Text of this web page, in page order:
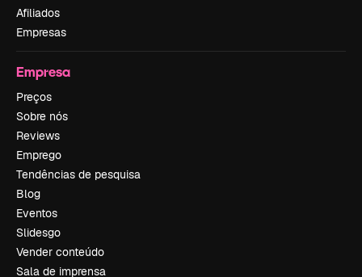
Afiliados
Empresas
Empresa
Preços
Sobre nós
Reviews
Emprego
Tendências de pesquisa
Blog
Eventos
Slidesgo
Vender conteúdo
Sala de imprensa